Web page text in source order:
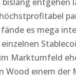
es mega
Marktumfeld
Wood einem der